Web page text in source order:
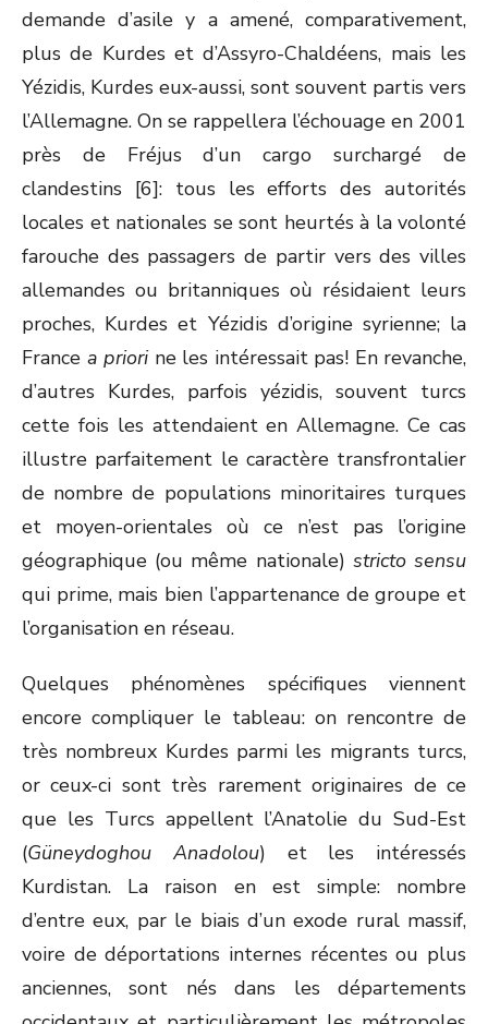
demande d’asile y a amené, comparativement,
plus de Kurdes et d’Assyro-Chaldéens, mais les
Yézidis, Kurdes eux-aussi, sont souvent partis vers
l’Allemagne. On se rappellera l’échouage en 2001
près de Fréjus d’un cargo surchargé de
clandestins [6]: tous les efforts des autorités
locales et nationales se sont heurtés à la volonté
farouche des passagers de partir vers des villes
allemandes ou britanniques où résidaient leurs
proches, Kurdes et Yézidis d’origine syrienne; la
France a priorine les intéressait pas! En revanche,
d’autres Kurdes, parfois yézidis, souvent turcs
cette fois les attendaient en Allemagne. Ce cas
illustre parfaitement le caractère transfrontalier
de nombre de populations minoritaires turques
et moyen-orientales où ce n’est pas l’origine
géographique (ou même nationale) stricto sensu
qui prime, mais bien l’appartenance de groupe et
l’organisation en réseau.
Quelques phénomènes spécifiques viennent
encore compliquer le tableau: on rencontre de
très nombreux Kurdes parmi les migrants turcs,
or ceux-ci sont très rarement originaires de ce
que les Turcs appellent l’Anatolie du Sud-Est
(Güneydoghou Anadolou) et les intéressés
Kurdistan. La raison en est simple: nombre
d’entre eux, par le biais d’un exode rural massif,
voire de déportations internes récentes ou plus
anciennes, sont nés dans les départements